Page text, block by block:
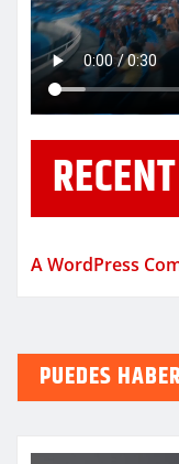
A WordPress
PUEDES